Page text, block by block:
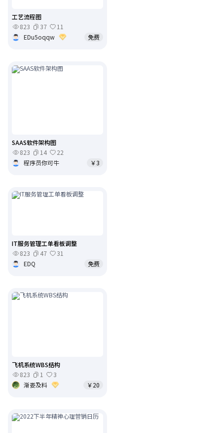
工艺流程图
823
37
11
EDu5oqqw
免费
SAAS软件架构图
823
14
22
程序员你可牛
￥3
IT服务管理工单看板调整
823
47
31
EDQ
免费
飞机系统WBS结构
823
1
3
渐娄及料
￥20